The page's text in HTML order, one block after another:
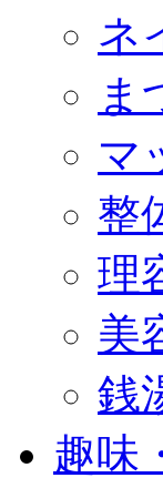
ネ
ま
マ
整
理
美
銭
趣味